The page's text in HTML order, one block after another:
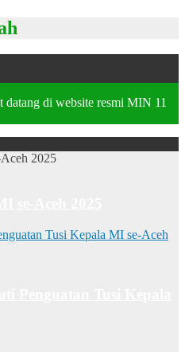
datang di website resmi MIN 11